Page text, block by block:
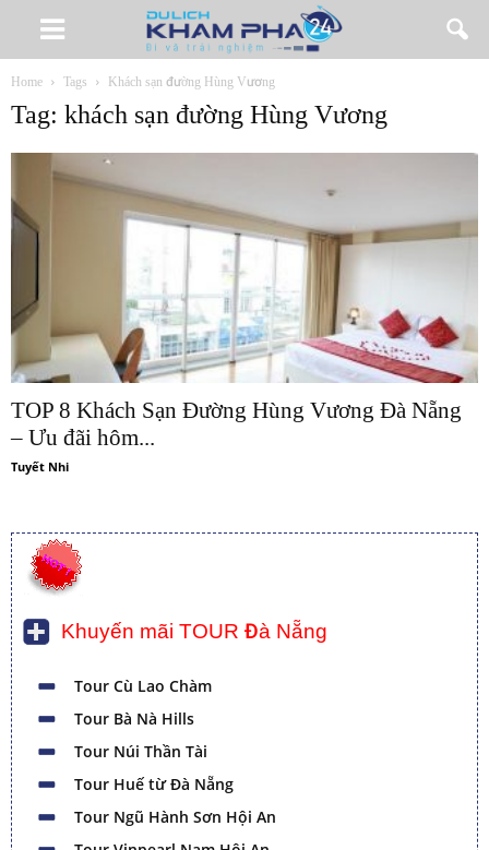
Home Tags Khách sạn đường Hùng Vương
Tag: khách sạn đường Hùng Vương
TOP 8 Khách Sạn Đường Hùng Vương Đà Nẵng
– Ưu đãi hôm...
Tuyết Nhi
Khuyến mãi TOUR Đà Nẵng
Tour Cù Lao Chàm
Tour Bà Nà Hills
Tour Núi Thần Tài
Tour Huế từ Đà Nẵng
Tour Ngũ Hành Sơn Hội An